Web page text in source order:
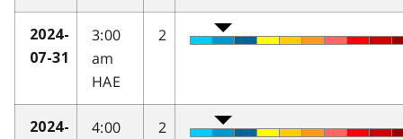
2024-
07-31
3:00
am
HAE
2
2024-
4:00
2